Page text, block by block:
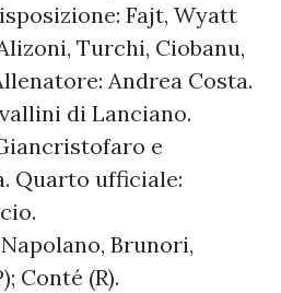
Fajt, Wyatt
Turchi, Ciobanu,
Andrea Costa.
di Lanciano.
e
Quarto ufficiale:
Brunori,
Conté (R).